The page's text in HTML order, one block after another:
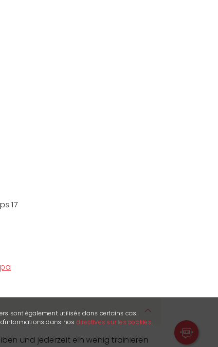
17
und jederzeit ein wenig trainieren
sont également utilisés dans certains cas.
dans nos directives sur les cookies.